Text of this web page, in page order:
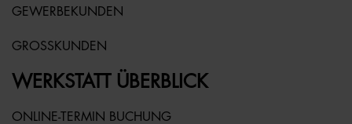
GEWERBEKUNDEN
GROSSKUNDEN
WERKSTATT ÜBERBLICK
ONLINE-TERMIN BUCHUNG